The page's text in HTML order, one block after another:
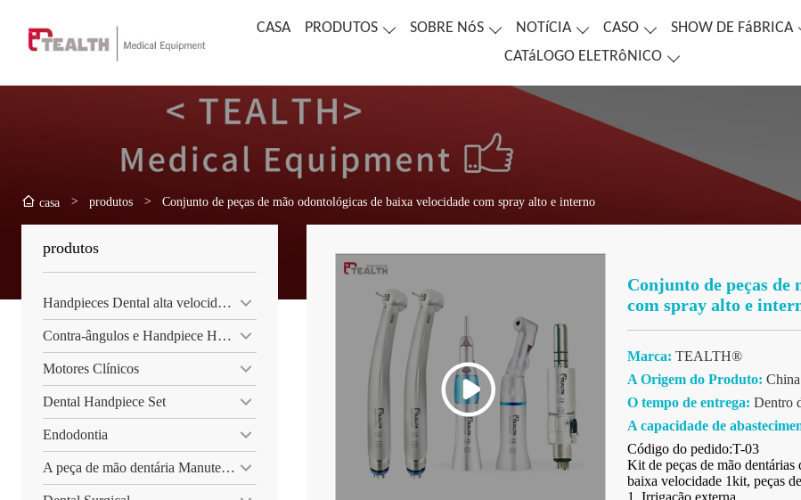
CASA PRODUTOS SOBRE NóS NOTíCIA CASO SHOW DE FáBRICA
CATáLOGO ELETRôNICO
casa > produtos > Conjunto de peças de mão odontológicas de baixa velocidade com spray alto e interno
produtos
Handpieces Dental alta velocidade
Contra-ângulos e Handpiece Hetero
Motores Clínicos
Dental Handpiece Set
Endodontia
A peça de mão dentária Manutenção
Conjunto de peças de
com spray alto e
Marca: TEALTH®
A Origem do Produto: China
O tempo de entrega: Dentro
A capacidade de
Código do pedido:T-03
Kit de peças de mão
baixa velocidade 1kit, peças
1. Irrigação externa